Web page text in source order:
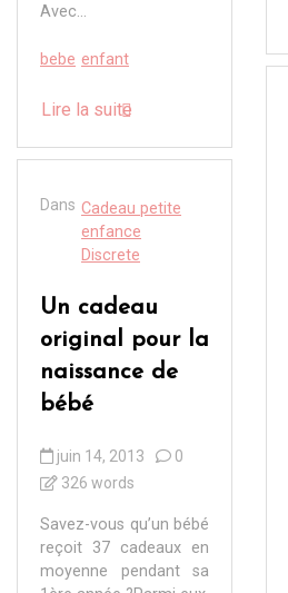
Avec...
bebe enfant
Lire la suite
Dans Cadeau petite
enfance
Discrete
Un cadeau
original pour la
naissance de
bébé
juin 14, 2013
0
326 words
Savez-vous qu’un bébé
reçoit 37 cadeaux en
moyenne pendant sa